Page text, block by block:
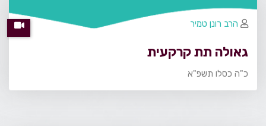
גאולה תת קרקעית
כ"ה כסלו תשפ"א
הרב רונן טמיר